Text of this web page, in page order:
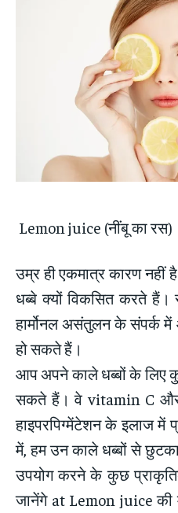
Lemon juice (नींबू का रस)
उम्र ही एकमात्र कारण नहीं
धब्बे क्यों विकसित करते हैं।
हार्मोनल असंतुलन के संपर्क
हो सकते हैं।
आप अपने काले धब्बों के लिए
सकते हैं। वे vitamin C
हाइपरपिग्मेंटेशन के इलाज
में, हम उन काले धब्बों से
उपयोग करने के कुछ
जानेंगे at Lemon juice